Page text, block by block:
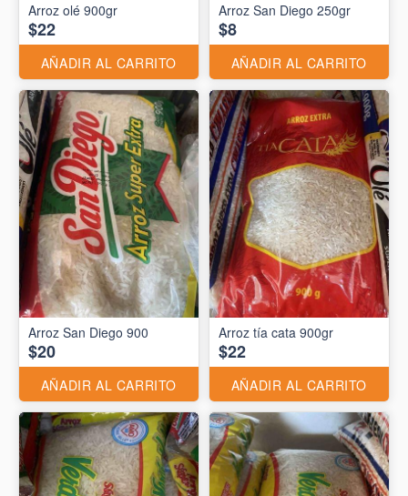
Arroz olé 900gr
$22
AÑADIR AL CARRITO
Arroz San Diego 250gr
$8
AÑADIR AL CARRITO
Arroz San Diego 900
$20
AÑADIR AL CARRITO
Arroz tía cata 900gr
$22
AÑADIR AL CARRITO